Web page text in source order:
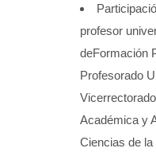
profesor
deFormación
Profesorado
Académica y
Ciencias de